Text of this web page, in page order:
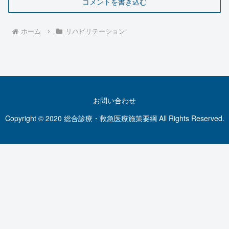
コメントを書き込む
ホーム リハビリテーション
お問い合わせ
Copyright © 2020 総合診療・救急医療施策要綱 All Rights Reserved.